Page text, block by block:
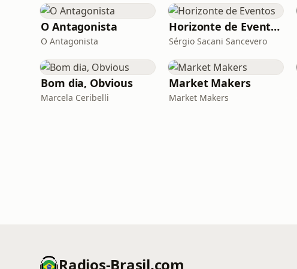
O Antagonista
O Antagonista
Horizonte de Eventos
Sérgio Sacani Sancevero
Bom dia, Obvious
Marcela Ceribelli
Market Makers
Market Makers
Radios-Brasil.com